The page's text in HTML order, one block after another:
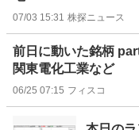
07/03 15:31 株探ニュース
前日に動いた銘柄
関東電化工業など
06/25 07:15 フィスコ